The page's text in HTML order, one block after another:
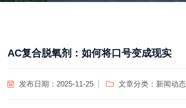
AC复合脱氧剂：如何将口号变成现实
发布日期：2025-11-25 文章分类： 新闻动态